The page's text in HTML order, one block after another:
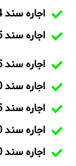
اجاره سند 14 میلیاردی در کانی سور
اجاره سند 15 میلیاردی در کانی سور
اجاره سند 15 میلیاردی در کانی سور
اجاره سند 20 میلیاردی در کانی سور
اجاره سند 25 میلیاردی در کانی سور
اجاره سند 30 میلیاردی در کانی سور
اجاره سند 50 میلیاردی در کانی سور